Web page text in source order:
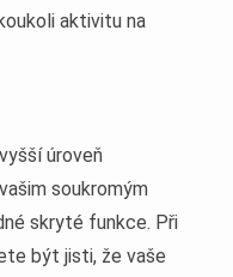
aktivitu na
úroveň
soukromým
skryté funkce. Při
být jisti, že vaše